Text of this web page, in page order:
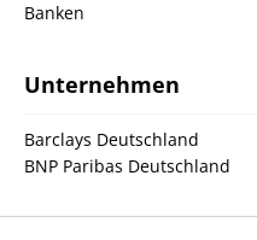
Banken
Unternehmen
Barclays Deutschland
BNP Paribas Deutschland